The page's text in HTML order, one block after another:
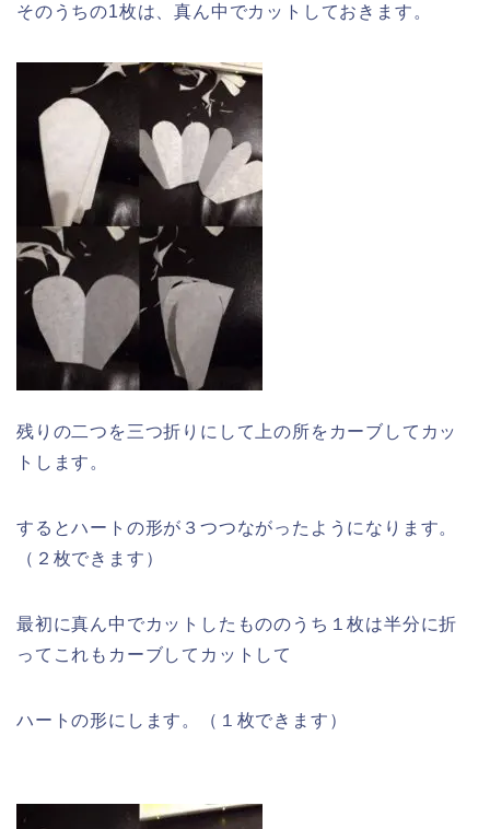
そのうちの1枚は、真ん中でカットしておきます。
残りの二つを三つ折りにして上の所をカーブしてカッ
トします。
するとハートの形が３つつながったようになります。
（２枚できます）
最初に真ん中でカットしたもののうち１枚は半分に折
ってこれもカーブしてカットして
ハートの形にします。（１枚できます）